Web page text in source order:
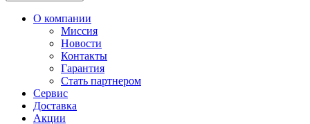
О компании
Миссия
Новости
Контакты
Гарантия
Стать партнером
Сервис
Доставка
Акции